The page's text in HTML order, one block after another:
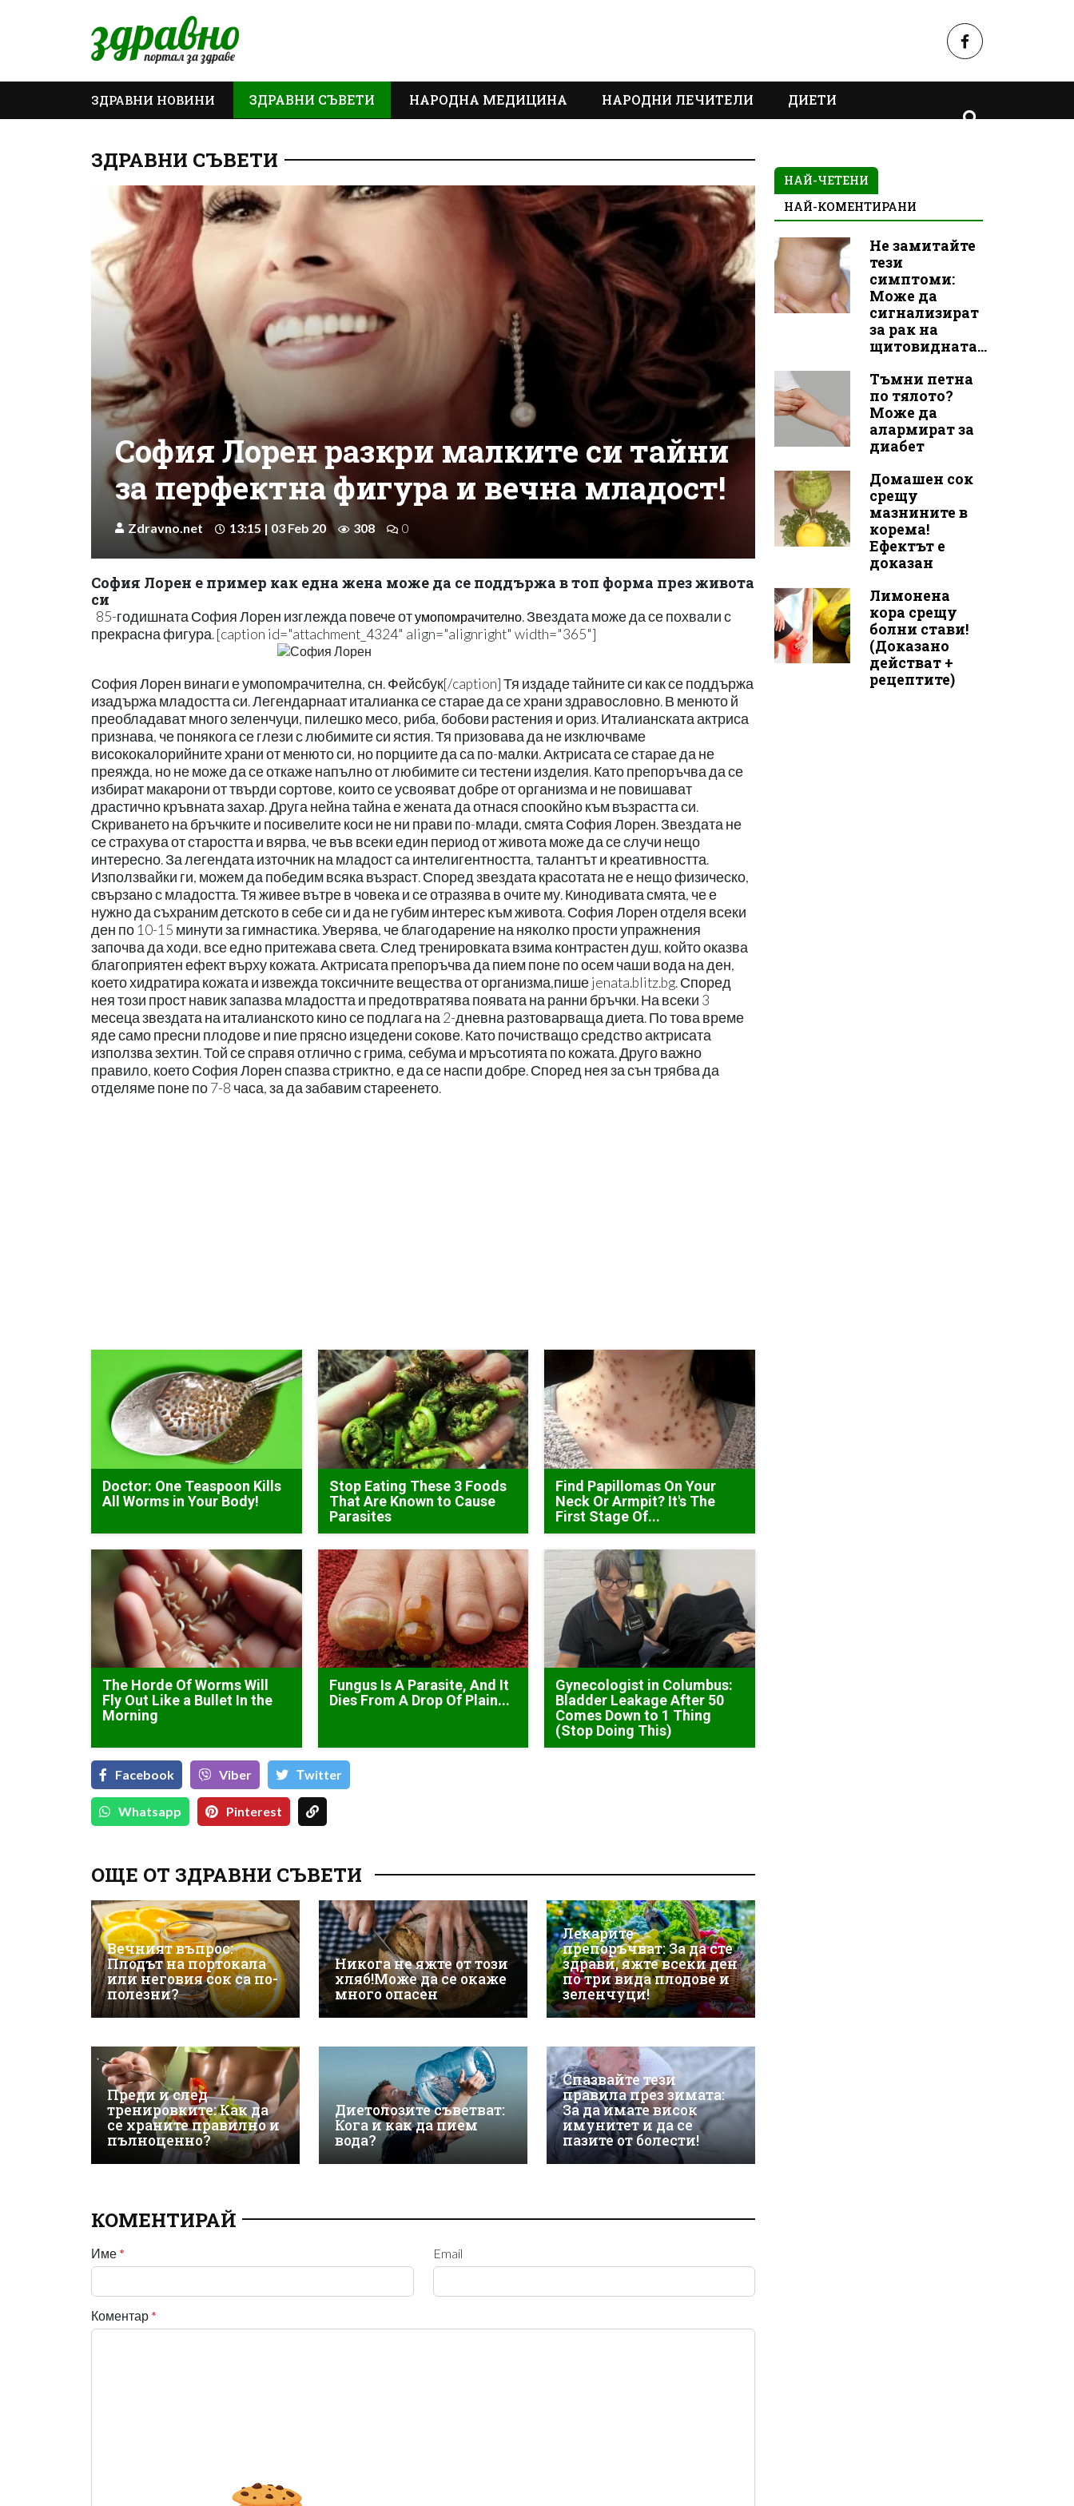
ЗДРАВНИ НОВИНИ ЗДРАВНИ СЪВЕТИ НАРОДНА МЕДИЦИНА НАРОДНИ ЛЕЧИТЕЛИ ДИЕТИ
ЗДРАВНИ СЪВЕТИ
София Лорен разкри малките си тайни
за перфектна фигура и вечна младост!
Zdravno.net 13:15 | 03 Feb 20 308 0
София Лорен е пример как една жена може да се поддържа в топ форма през живота
си
85-годишната София Лорен изглежда повече отумопомрачително. Звездата може да се похвали с
прекрасна фигура. [caption id="attachment_4324" align="alignright" width="365"]
София Лорен винаги е умопомрачителна, сн. Фейсбук[/caption] Тя издаде тайните си как се поддържа
изадържа младостта си. Легендарнаат италианка се старае да се храни здравословно. В менюто й
преобладават много зеленчуци, пилешко месо, риба, бобови растения и ориз. Италианската актриса
признава, че понякога се глези с любимите си ястия. Тя призовава да не изключваме
висококалорийните храни от менюто си, но порциите да са по-малки. Актрисата се старае да не
преяжда, но не може да се откаже напълно от любимите си тестени изделия. Като препоръчва да се
избират макарони от твърди сортове, които се усвояват добре от организма и не повишават
драстично кръвната захар. Друга нейна тайна е жената да отнася споокйно към възрастта си.
Скриването на бръчките и посивелите коси не ни прави по-млади, смята София Лорен. Звездата не
се страхува от старостта и вярва, че във всеки един период от живота може да се случи нещо
интересно. За легендата източник на младост са интелигентността, талантът и креативността.
Използвайки ги, можем да победим всяка възраст. Според звездата красотата не е нещо физическо,
свързано с младостта. Тя живее вътре в човека и се отразява в очите му. Кинодивата смята, че е
нужно да съхраним детското в себе си и да не губим интерес към живота. София Лорен отделя всеки
ден по 10-15 минути за гимнастика. Уверява, че благодарение на няколко прости упражнения
започва да ходи, все едно притежава света. След тренировката взима контрастен душ, който оказва
благоприятен ефект върху кожата. Актрисата препоръчва да пием поне по осем чаши вода на ден,
което хидратира кожата и извежда токсичните вещества от организма,пише jenata.blitz.bg. Според
нея този прост навик запазва младостта и предотвратява появата на ранни бръчки. На всеки 3
месеца звездата на италианското кино се подлага на 2-дневна разтоварваща диета. По това време
яде само пресни плодове и пие прясно изцедени сокове. Като почистващо средство актрисата
използва зехтин. Той се справя отлично с грима, себума и мръсотията по кожата. Друго важно
правило, което София Лорен спазва стриктно, е да се наспи добре. Според нея за сън трябва да
отделяме поне по 7-8 часа, за да забавим стареенето.
Doctor: One Teaspoon Kills
All Worms in Your Body!
Stop Eating These 3 Foods
That Are Known to Cause
Parasites
Find Papillomas On Your
Neck Or Armpit? It's The
First Stage Of...
The Horde Of Worms Will
Fly Out Like a Bullet In the
Morning
Fungus Is A Parasite, And It
Dies From A Drop Of Plain...
Gynecologist in Columbus:
Bladder Leakage After 50
Comes Down to 1 Thing
(Stop Doing This)
Facebook Viber Тwitter
Whatsapp Pinterest
ОЩЕ ОТ ЗДРАВНИ СЪВЕТИ
Вечният въпрос:
Плодът на портокала
или неговия сок са по-
полезни?
Никога не яжте от този
хляб!Може да се окаже
много опасен
Лекарите
препоръчват: За да сте
здрави, яжте всеки ден
по три вида плодове и
зеленчуци!
Преди и след
тренировките: Как да
се храните правилно и
пълноценно?
Диетолозите съветват:
Кога и как да пием
вода?
Спазвайте тези
правила през зимата:
За да имате висок
имунитет и да се
пазите от болести!
КОМЕНТИРАЙ
Име * Email
Коментар *
НАЙ-ЧЕТЕНИ
НАЙ-КОМЕНТИРАНИ
Не замитайте
тези
симптоми:
Може да
сигнализират
за рак на
щитовидната...
Тъмни петна
по тялото?
Може да
алармират за
диабет
Домашен сок
срещу
мазнините в
корема!
Ефектът е
доказан
Лимонена
кора срещу
болни стави!
(Доказано
действат +
рецептите)